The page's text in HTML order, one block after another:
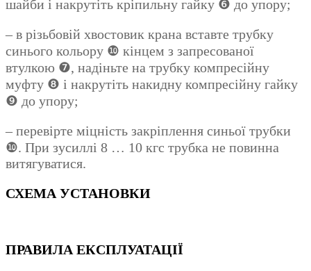
шайби і накрутіть кріпильну гайку ❻ до упору;
– в різьбовій хвостовик крана вставте трубку
синього кольору ❿ кінцем з запресованої
втулкою ❼, надіньте на трубку компресійну
муфту ❽ і накрутіть накидну компресійну гайку
❾ до упору;
– перевірте міцність закріплення синьої трубки
❿. При зусиллі 8 … 10 кгс трубка не повинна
витягуватися.
СХЕМА УСТАНОВКИ
ПРАВИЛА ЕКСПЛУАТАЦІЇ